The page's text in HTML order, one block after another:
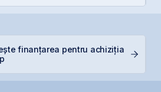
finanțarea pentru achiziția